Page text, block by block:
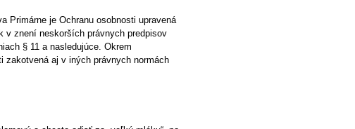
Primárne je Ochranu osobnosti upravená
v znení neskorších právnych predpisov
§ 11 a nasledujúce. Okrem
zakotvená aj v iných právnych normách